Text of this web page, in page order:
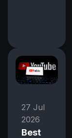
27 Jul
2026
Best